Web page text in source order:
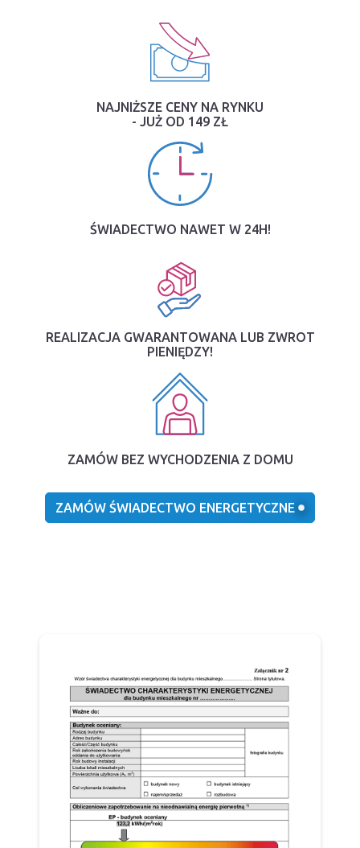
NAJNIŻSZE CENY NA RYNKU
- JUŻ OD 149 ZŁ
ŚWIADECTWO NAWET W 24H!
REALIZACJA GWARANTOWANA LUB ZWROT
PIENIĘDZY!
ZAMÓW BEZ WYCHODZENIA Z DOMU
ZAMÓW ŚWIADECTWO ENERGETYCZNE